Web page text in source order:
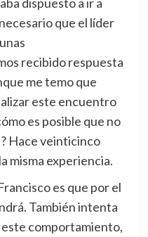
que el líder
recibido respuesta
me temo que
este encuentro
es posible que no
Hace veinticinco
misma experiencia.
es que por el
También intenta
este comportamiento,